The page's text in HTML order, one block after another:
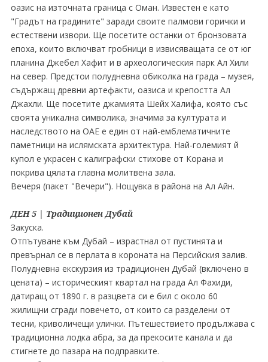
оазис на източната граница с Оман. Известен е като
"Градът на градините" заради своите палмови горички и
естествени извори. Ще посетите останки от бронзовата
епоха, които включват гробници в извисяващата се от юг
планина Джебел Хафит и в археологическия парк Ал Хили
на север. Предстои полудневна обиколка на града – музея,
съдържащ древни артефакти, оазиса и крепостта Ал
Джахли. Ще посетите джамията Шейх Халифа, която със
своята уникална символика, значима за културата и
наследството на ОАЕ е един от най-емблематичните
паметници на ислямската архитектура. Най-големият й
купол е украсен с калиграфски стихове от Корана и
покрива цялата главна молитвена зала.
Вечеря (пакет "Вечери"). Нощувка в района на Ал Айн.
ДЕН 5 | Традиционен Дубай
Закуска.
Отпътуване към Дубай – израстнал от пустинята и
превърнал се в перлата в короната на Персийския залив.
Полудневна екскурзия из традиционен Дубай (включено в
цената) – историческият квартал на града Ал Фахиди,
датиращ от 1890 г. в разцвета си е бил с около 60
жилищни сгради повечето, от които са разделени от
тесни, криволичещи улички. Пътешествието продължава с
традиционна лодка абра, за да прекосите канала и да
стигнете до пазара на подправките.